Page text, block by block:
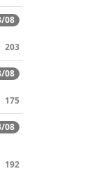
08
203
08
175
08
192